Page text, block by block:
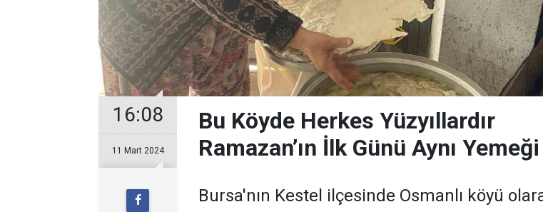
16:08
11 Mart 2024
Bu Köyde Herkes Yüzyıllardır
Ramazan’ın İlk Günü Aynı
Bursa'nın Kestel ilçesinde Osmanlı köyü